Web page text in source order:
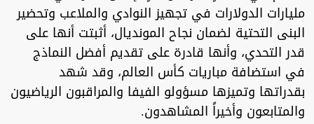
مليارات الدولارات في تجهيز النوادي والملاعب وتحضير
البنى التحتية لضمان نجاح المونديال، أثبتت أنها على
قدر التحدي، وأنها قادرة على تقديم أفضل النماذج
في استضافة مباريات كأس العالم، وقد شهد
بقدراتها وتميزها مسؤولو الفيفا والمراقبون الرياضيون
والمتابعون وأخيراً المشاهدون.